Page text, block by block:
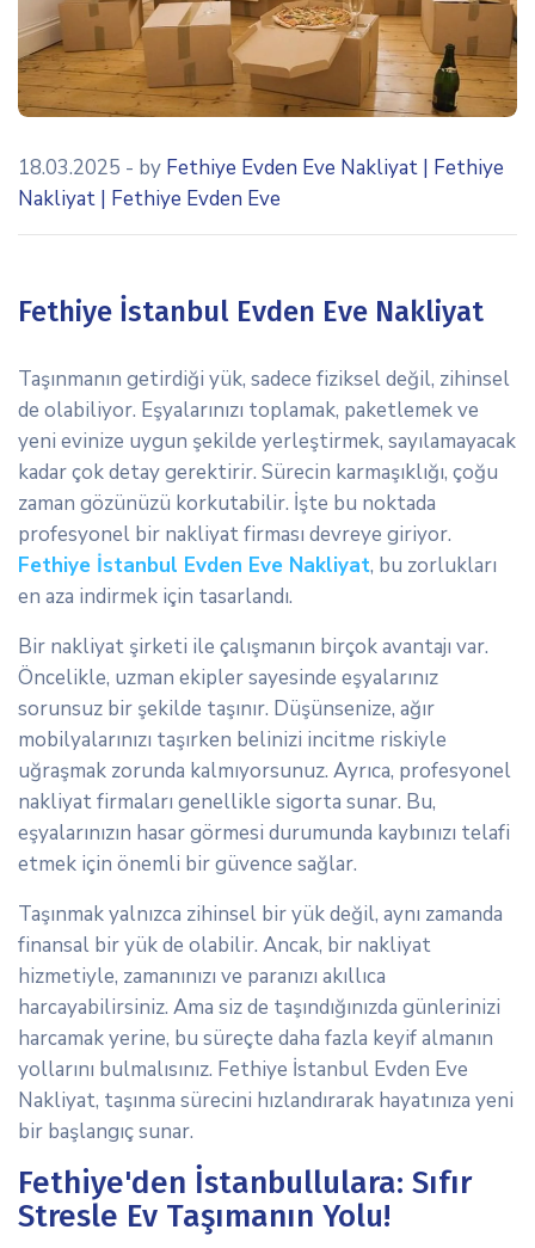
icon
18.03.2025 - by Fethiye Evden Eve Nakliyat | Fethiye
Nakliyat | Fethiye Evden Eve
Fethiye İstanbul Evden Eve Nakliyat
Taşınmanın getirdiği yük, sadece fiziksel değil, zihinsel
de olabiliyor. Eşyalarınızı toplamak, paketlemek ve
yeni evinize uygun şekilde yerleştirmek, sayılamayacak
kadar çok detay gerektirir. Sürecin karmaşıklığı, çoğu
zaman gözünüzü korkutabilir. İşte bu noktada
profesyonel bir nakliyat firması devreye giriyor.
Fethiye İstanbul Evden Eve Nakliyat, bu zorlukları
en aza indirmek için tasarlandı.
Bir nakliyat şirketi ile çalışmanın birçok avantajı var.
Öncelikle, uzman ekipler sayesinde eşyalarınız
sorunsuz bir şekilde taşınır. Düşünsenize, ağır
mobilyalarınızı taşırken belinizi incitme riskiyle
uğraşmak zorunda kalmıyorsunuz. Ayrıca, profesyonel
nakliyat firmaları genellikle sigorta sunar. Bu,
eşyalarınızın hasar görmesi durumunda kaybınızı telafi
etmek için önemli bir güvence sağlar.
Taşınmak yalnızca zihinsel bir yük değil, aynı zamanda
finansal bir yük de olabilir. Ancak, bir nakliyat
hizmetiyle, zamanınızı ve paranızı akıllıca
harcayabilirsiniz. Ama siz de taşındığınızda günlerinizi
harcamak yerine, bu süreçte daha fazla keyif almanın
yollarını bulmalısınız. Fethiye İstanbul Evden Eve
Nakliyat, taşınma sürecini hızlandırarak hayatınıza yeni
bir başlangıç sunar.
Fethiye'den İstanbullulara: Sıfır
Stresle Ev Taşımanın Yolu!